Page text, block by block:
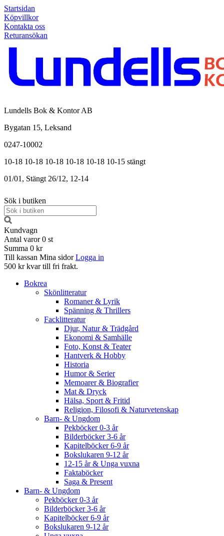
Startsidan
Köpvillkor
Kontakta oss
Returansökan
Lundells Bok & Kontor AB
Bygatan 15, Leksand
0247-10002
10-18 10-18 10-18 10-18 10-18 10-15 stängt
01/01, Stängt 26/12, 12-14
Sök i butiken
Kundvagn
Antal varor 0 st
Summa 0 kr
Till kassan Mina sidor Logga in
500 kr kvar till fri frakt.
Bokrea
Skönlitteratur
Romaner & Lyrik
Spänning & Thrillers
Facklitteratur
Djur, Natur & Trädgård
Ekonomi & Samhälle
Foto, Konst & Teater
Hantverk & Hobby
Historia
Humor & Serier
Memoarer & Biografier
Mat & Dryck
Hälsa, Sport & Fritid
Religion, Filosofi & Naturvetenskap
Barn- & Ungdom
Pekböcker 0-3 år
Bilderböcker 3-6 år
Kapitelböcker 6-9 år
Bokslukaren 9-12 år
12-15 år & Unga vuxna
Faktaböcker
Saga & Present
Barn- & Ungdom
Pekböcker 0-3 år
Bilderböcker 3-6 år
Kapitelböcker 6-9 år
Bokslukaren 9-12 år